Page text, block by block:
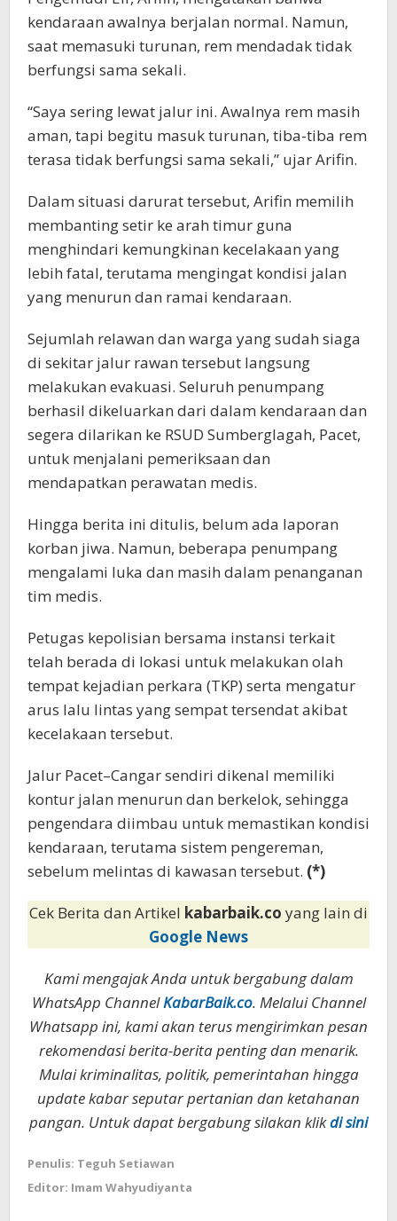
kendaraan awalnya berjalan normal. Namun,
saat memasuki turunan, rem mendadak tidak
berfungsi sama sekali.
“Saya sering lewat jalur ini. Awalnya rem masih
aman, tapi begitu masuk turunan, tiba-tiba rem
terasa tidak berfungsi sama sekali,” ujar Arifin.
Dalam situasi darurat tersebut, Arifin memilih
membanting setir ke arah timur guna
menghindari kemungkinan kecelakaan yang
lebih fatal, terutama mengingat kondisi jalan
yang menurun dan ramai kendaraan.
Sejumlah relawan dan warga yang sudah siaga
di sekitar jalur rawan tersebut langsung
melakukan evakuasi. Seluruh penumpang
berhasil dikeluarkan dari dalam kendaraan dan
segera dilarikan ke RSUD Sumberglagah, Pacet,
untuk menjalani pemeriksaan dan
mendapatkan perawatan medis.
Hingga berita ini ditulis, belum ada laporan
korban jiwa. Namun, beberapa penumpang
mengalami luka dan masih dalam penanganan
tim medis.
Petugas kepolisian bersama instansi terkait
telah berada di lokasi untuk melakukan olah
tempat kejadian perkara (TKP) serta mengatur
arus lalu lintas yang sempat tersendat akibat
kecelakaan tersebut.
Jalur Pacet–Cangar sendiri dikenal memiliki
kontur jalan menurun dan berkelok, sehingga
pengendara diimbau untuk memastikan kondisi
kendaraan, terutama sistem pengereman,
sebelum melintas di kawasan tersebut. (*)
Cek Berita dan Artikel kabarbaik.co yang lain di
Google News
Kami mengajak Anda untuk bergabung dalam
WhatsApp ChannelKabarBaik.co. Melalui Channel
Whatsapp ini, kami akan terus mengirimkan pesan
rekomendasi berita-berita penting dan menarik.
Mulai kriminalitas, politik, pemerintahan hingga
update kabar seputar pertanian dan ketahanan
pangan. Untuk dapat bergabung silakan klikdi sini
Penulis: Teguh Setiawan
Editor: Imam Wahyudiyanta